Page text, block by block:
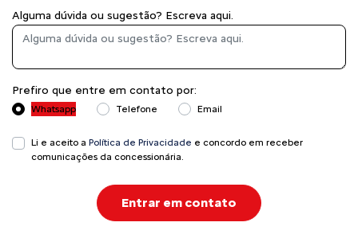
Alguma dúvida ou sugestão? Escreva aqui.
Prefiro que entre em contato por:
Whatsapp Telefone Email
Li e aceito a Política de Privacidade e concordo em receber
comunicações da concessionária.
Entrar em contato